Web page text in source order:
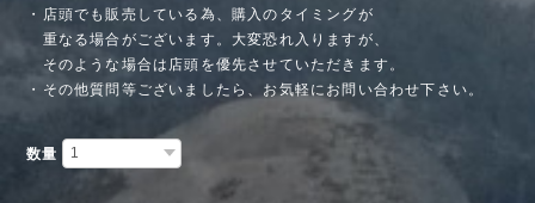
・店頭でも販売している為、購入のタイミングが
重なる場合がございます。大変恐れ入りますが、
そのような場合は店頭を優先させていただきます。
・その他質問等ございましたら、お気軽にお問い合わせ下さい。
数量